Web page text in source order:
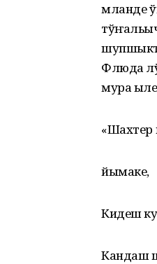
мланде
Флюда
мура
«Шахтер
йымаке,
Кидеш
Кандаш